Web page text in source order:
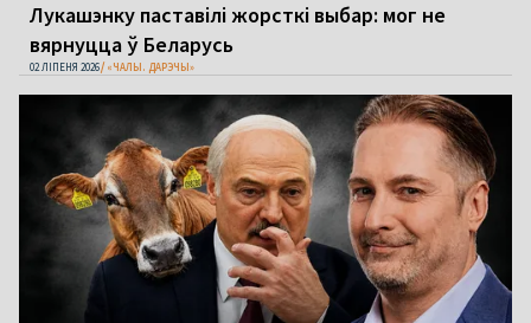
Лукашэнку паставілі жорсткі выбар: мог не
вярнуцца ў Беларусь
02 ЛІПЕНЯ 2026 «ЧАЛЫ. ДАРЭЧЫ»